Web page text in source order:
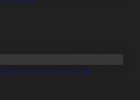
қаралым жиналды